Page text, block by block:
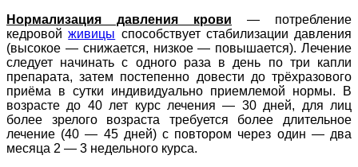
Нормализация давления крови — потребление
кедровойживицы способствует стабилизации давления
(высокое — снижается, низкое — повышается). Лечение
следует начинать с одного раза в день по три капли
препарата, затем постепенно довести до трёхразового
приёма в сутки индивидуально приемлемой нормы. В
возрасте до 40 лет курс лечения — 30 дней, для лиц
более зрелого возраста требуется более длительное
лечение (40 — 45 дней) с повтором через один — два
месяца 2 — 3 недельного курса.